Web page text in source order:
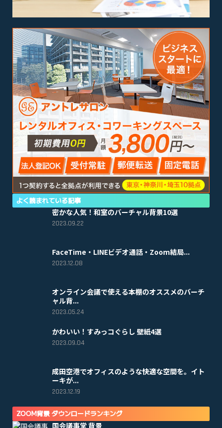
よく読まれている記事
密かな人気！和室のバーチャル背景10選
2023.09.22
FaceTime・LINEビデオ通話・Zoom結局...
2023.12.08
オンライン会議で使える本棚のオススメのバーチ
ャル背...
2023.05.24
かわいい！すみっコぐらし 壁紙4選
2023.09.04
成田空港でオフィスのような快適な空間を。イト
ーキが...
2023.12.19
ZOOM背景 ダウンロードランキング
国会議事堂 背景